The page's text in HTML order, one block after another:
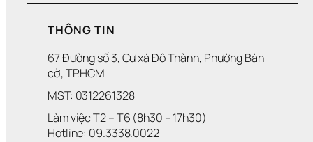
THÔNG TIN
67 Đường số 3, Cư xá Đô Thành, Phường Bàn
cờ, TP.HCM
MST: 0312261328
Làm việc T2 – T6 (8h30 – 17h30)
Hotline: 09.3338.0022